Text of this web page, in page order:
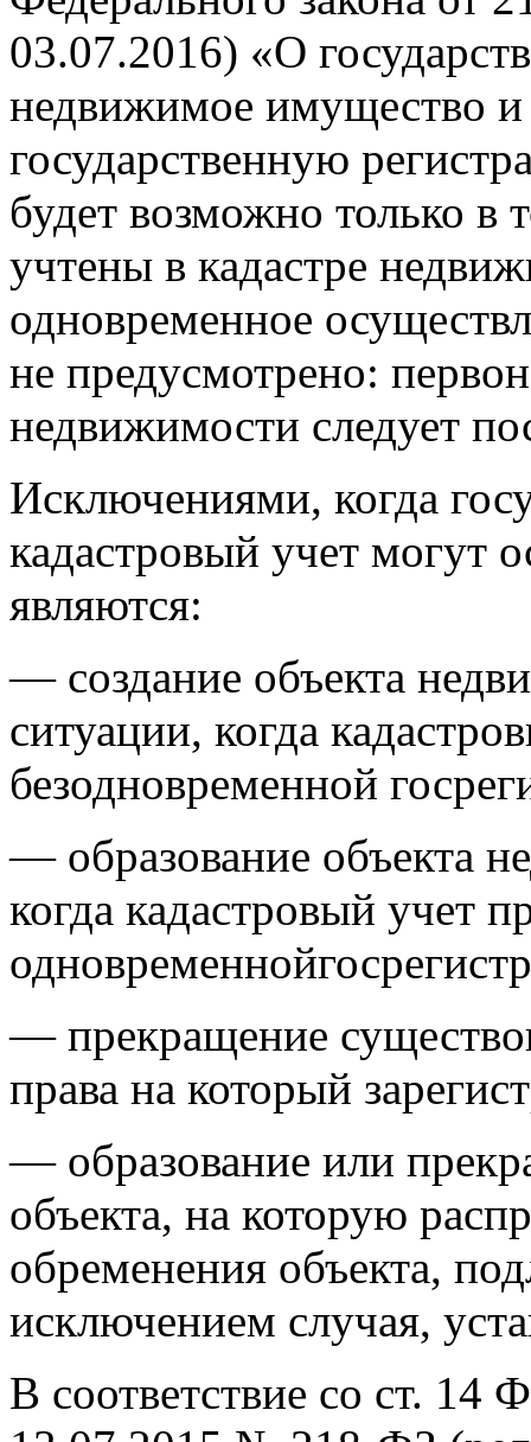
03.07.2016) «О
недвижимое имущество и
государственную
будет возможно только в
учтены в кадастре
одновременное
не предусмотрено:
недвижимости следует
Исключениями, когда
кадастровый учет могут
являются:
— создание объекта
ситуации, когда
безодновременной
— образование объекта
когда кадастровый учет
— прекращение
права на который
— образование или
объекта, на которую
обременения объекта,
исключением случая,
В соответствие со ст. 14